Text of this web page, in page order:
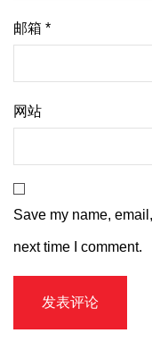
邮箱 *
网站
Save my name,
next time I comment.